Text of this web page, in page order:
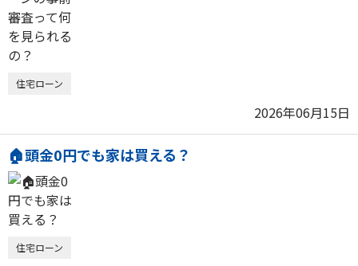
住宅ローン
2026年06月15日
🏠頭金0円でも家は買える？
住宅ローン